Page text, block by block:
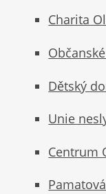
Charita
Dětský
Unie
Centrum